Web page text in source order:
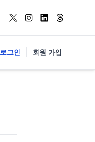
로그인 회원 가입